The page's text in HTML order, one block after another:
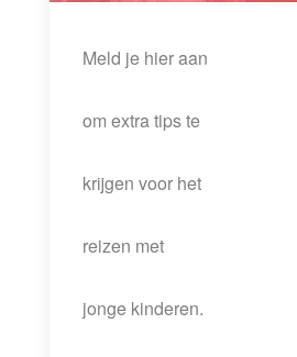
Meld je hier aan
om extra tips te
krijgen voor het
reizen met
jonge kinderen.